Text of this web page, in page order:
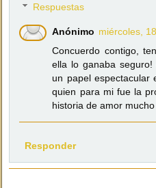
Respuestas
Anónimo miércoles,
Concuerdo contigo,
ella lo ganaba
un papel espectacular
quien para mi fue la
historia de amor
Responder